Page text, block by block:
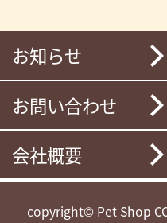
お知らせ
お問い合わせ
会社概要
copyright© Pet Shop